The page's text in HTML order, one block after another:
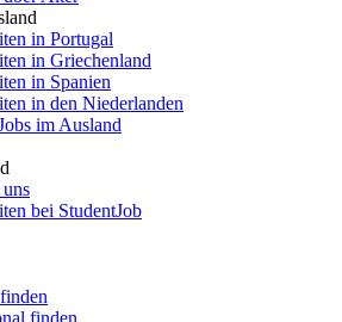
in Portugal
in Griechenland
in Spanien
in den Niederlanden
im Ausland
bei StudentJob
finden